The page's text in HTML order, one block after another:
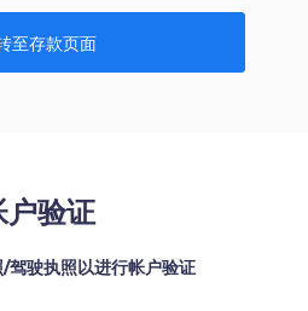
至存款页面
户验证
驾驶执照以进行帐户验证